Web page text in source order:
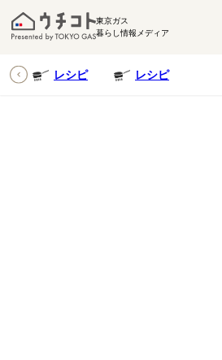
東京ガス
暮らし情報メディア
レシピ レシピ